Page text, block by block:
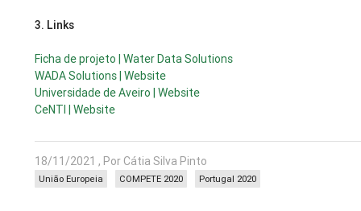
3. Links
Ficha de projeto | Water Data Solutions
WADA Solutions | Website
Universidade de Aveiro | Website
CeNTI | Website
18/11/2021 , Por Cátia Silva Pinto
Portugal 2020
COMPETE 2020
União Europeia